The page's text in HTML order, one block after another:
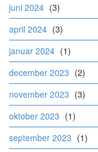
juni 2024 (3)
april 2024 (3)
januar 2024 (1)
december 2023 (2)
november 2023 (3)
oktober 2023 (1)
september 2023 (1)